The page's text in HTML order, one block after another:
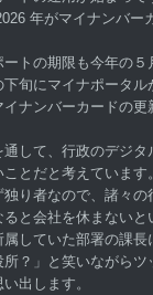
年がマイナンバー
ートの期限も今年の５
下旬にマイナポータル
イナンバーカードの
通して、行政のデジタ
ことだと考えています
り者なので、諸々の
と会社を休まないと
属していた部署の課
所？」と笑いながら
出します。